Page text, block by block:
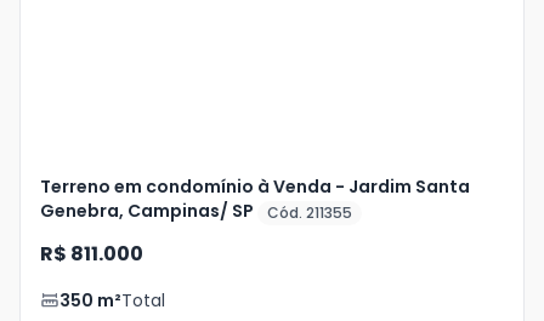
Terreno em condomínio à Venda - Jardim Santa
Genebra, Campinas/ SP
Cód. 211355
R$ 811.000
350 m²Total